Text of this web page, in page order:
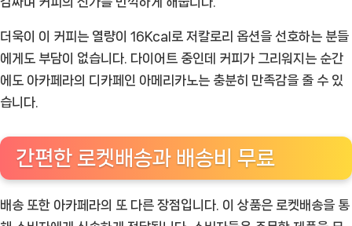
더욱이 이 커피는 열량이 16Kcal로 저칼로리 옵션을 선호하는 분들
에게도 부담이 없습니다. 다이어트 중인데 커피가 그리워지는 순간
에도 아카페라의 디카페인 아메리카노는 충분히 만족감을 줄 수 있
습니다.
간편한 로켓배송과 배송비 무료
배송 또한 아카페라의 또 다른 장점입니다. 이 상품은 로켓배송을 통